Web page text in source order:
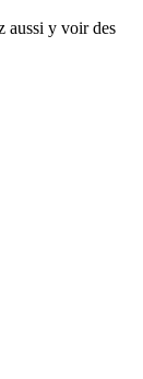
aussi y voir des